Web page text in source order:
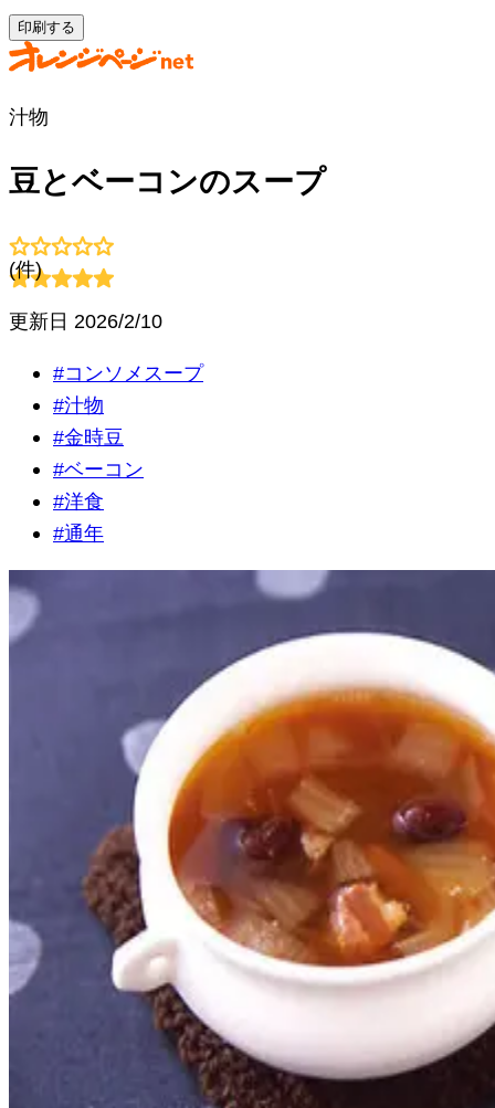
印刷する
汁物
豆とベーコンのスープ
(件)
更新日 2026/2/10
#コンソメスープ
#汁物
#金時豆
#ベーコン
#洋食
#通年